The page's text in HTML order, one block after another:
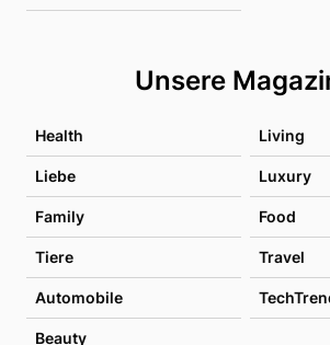
Unsere
Health Living
Liebe Luxury
Family Food
Tiere Travel
Automobile
Beauty